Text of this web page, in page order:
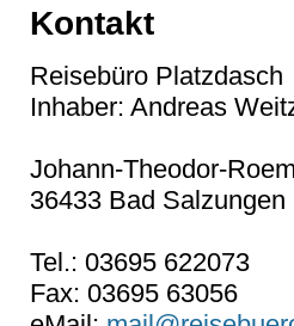
Kontakt
Reisebüro Platzdasch
Inhaber: Andreas
Johann-Theodor-
36433 Bad Salzungen
Tel.: 03695 622073
Fax: 03695 63056